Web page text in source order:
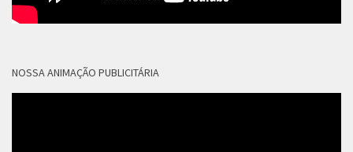
NOSSA ANIMAÇÃO PUBLICITÁRIA